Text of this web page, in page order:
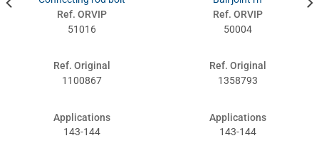
Ref. ORVIP
51016
Ref. Original
1100867
Applications
143-144
Ref. ORVIP
50004
Ref. Original
1358793
Applications
143-144